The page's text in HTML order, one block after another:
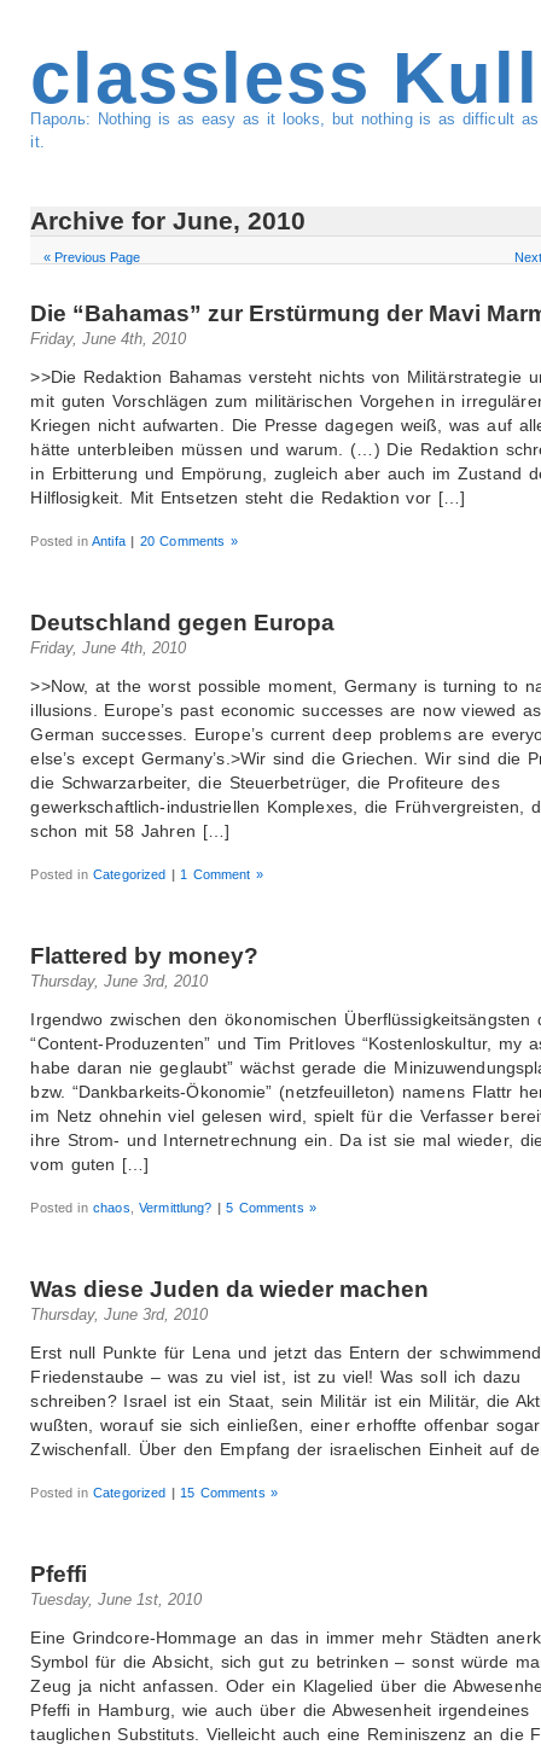
classless
Пароль: Nothing is as easy as it looks, but nothing is as difficult
it.
Archive for June, 2010
« Previous Page
Die “Bahamas” zur Erstürmung der Mavi
Friday, June 4th, 2010
>>Die Redaktion Bahamas versteht nichts von Militärstrategie
mit guten Vorschlägen zum militärischen Vorgehen in
Kriegen nicht aufwarten. Die Presse dagegen weiß, was auf
hätte unterbleiben müssen und warum. (…) Die Redaktion
in Erbitterung und Empörung, zugleich aber auch im Zustand
Hilflosigkeit. Mit Entsetzen steht die Redaktion vor […]
Posted inAntifa | 20 Comments »
Deutschland gegen Europa
Friday, June 4th, 2010
>>Now, at the worst possible moment, Germany is turning to
illusions. Europe’s past economic successes are now viewed as
German successes. Europe’s current deep problems are
else’s except Germany’s.>Wir sind die Griechen. Wir sind die
die Schwarzarbeiter, die Steuerbetrüger, die Profiteure des
gewerkschaftlich-industriellen Komplexes, die Frühvergreisten,
schon mit 58 Jahren […]
Posted inCategorized | 1 Comment »
Flattered by money?
Thursday, June 3rd, 2010
Irgendwo zwischen den ökonomischen Überflüssigkeitsängsten
“Content-Produzenten” und Tim Pritloves “Kostenloskultur, my
habe daran nie geglaubt” wächst gerade die
bzw. “Dankbarkeits-Ökonomie” (netzfeuilleton) namens Flattr
im Netz ohnehin viel gelesen wird, spielt für die Verfasser
ihre Strom- und Internetrechnung ein. Da ist sie mal wieder,
vom guten […]
Posted inchaos ,Vermittlung? | 5 Comments »
Was diese Juden da wieder machen
Thursday, June 3rd, 2010
Erst null Punkte für Lena und jetzt das Entern der
Friedenstaube – was zu viel ist, ist zu viel! Was soll ich dazu
schreiben? Israel ist ein Staat, sein Militär ist ein Militär, die
wußten, worauf sie sich einließen, einer erhoffte offenbar
Zwischenfall. Über den Empfang der israelischen Einheit auf
Posted inCategorized | 15 Comments »
Pfeffi
Tuesday, June 1st, 2010
Eine Grindcore-Hommage an das in immer mehr Städten
Symbol für die Absicht, sich gut zu betrinken – sonst würde
Zeug ja nicht anfassen. Oder ein Klagelied über die
Pfeffi in Hamburg, wie auch über die Abwesenheit irgendeines
tauglichen Substituts. Vielleicht auch eine Reminiszenz an die